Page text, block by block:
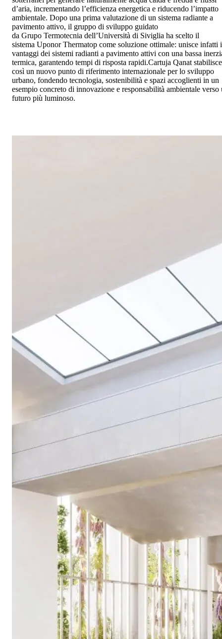
d’aria, incrementando l’efficienza energetica e riducendo l’impatto
ambientale. Dopo una prima valutazione di un sistema radiante a
pavimento attivo, il gruppo di sviluppo guidato
da Grupo Termotecnia dell’Università di Siviglia ha scelto il
sistema Uponor Thermatop come soluzione ottimale: unisce infatti i
vantaggi dei sistemi radianti a pavimento attivi con una bassa
termica, garantendo tempi di risposta rapidi.Cartuja Qanat stabilisce
così un nuovo punto di riferimento internazionale per lo sviluppo
urbano, fondendo tecnologia, sostenibilità e spazi accoglienti in un
esempio concreto di innovazione e responsabilità ambientale verso
futuro più luminoso.